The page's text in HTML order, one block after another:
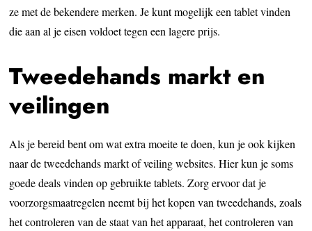
ze met de bekendere merken. Je kunt mogelijk een tablet vinden
die aan al je eisen voldoet tegen een lagere prijs.
Tweedehands markt en
veilingen
Als je bereid bent om wat extra moeite te doen, kun je ook kijken
naar de tweedehands markt of veiling websites. Hier kun je soms
goede deals vinden op gebruikte tablets. Zorg ervoor dat je
voorzorgsmaatregelen neemt bij het kopen van tweedehands, zoals
het controleren van de staat van het apparaat, het controleren van